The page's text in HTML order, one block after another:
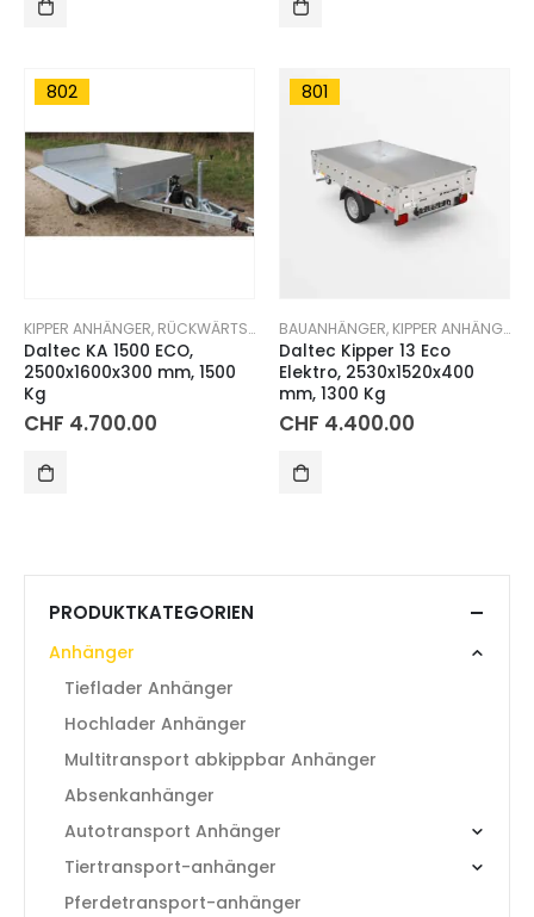
802
KIPPER ANHÄNGER, RÜCKWÄRTSKIPPER
Daltec KA 1500 ECO,
2500x1600x300 mm, 1500
Kg
CHF 4.700.00
801
BAUANHÄNGER, KIPPER ANHÄNGER
Daltec Kipper 13 Eco
Elektro, 2530x1520x400
mm, 1300 Kg
CHF 4.400.00
PRODUKTKATEGORIEN
Anhänger
Tieflader Anhänger
Hochlader Anhänger
Multitransport abkippbar Anhänger
Absenkanhänger
Autotransport Anhänger
Tiertransport-anhänger
Pferdetransport-anhänger